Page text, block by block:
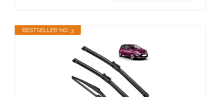
BESTSELLER NO. 3